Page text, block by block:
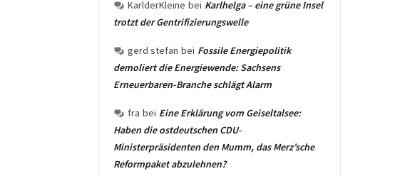
KarlderKleine bei Karlhelga – eine grüne Insel
trotzt der Gentrifizierungswelle
gerd stefan bei Fossile Energiepolitik
demoliert die Energiewende: Sachsens
Erneuerbaren-Branche schlägt Alarm
fra bei Eine Erklärung vom Geiseltalsee:
Haben die ostdeutschen CDU-
Ministerpräsidenten den Mumm, das Merz’sche
Reformpaket abzulehnen?